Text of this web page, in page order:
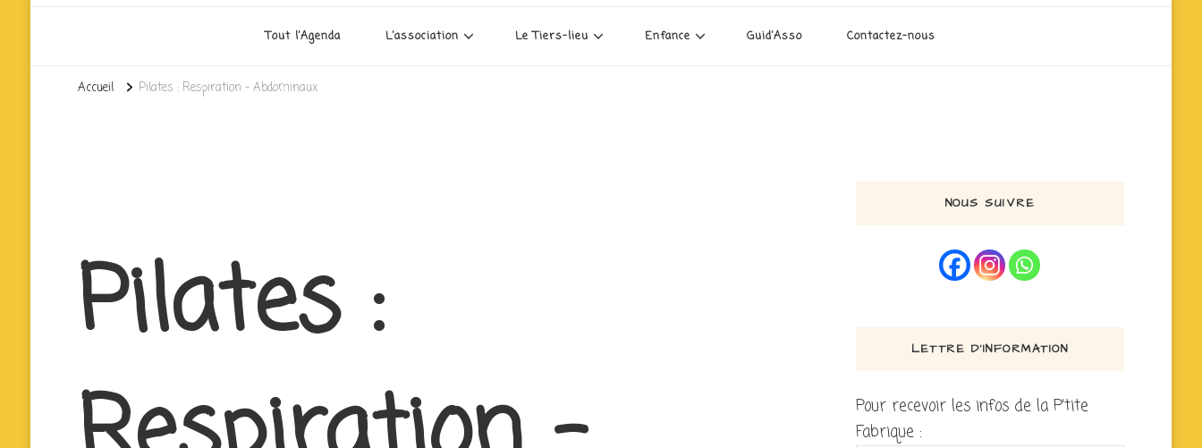
Tout l’Agenda L’association Le Tiers-lieu Enfance Guid’Asso Contactez-nous
Accueil Pilates : Respiration – Abdominaux
Pilates :
NOUS SUIVRE
LETTRE D’INFORMATION
Pour recevoir les infos de la P'tite
Fabrique :